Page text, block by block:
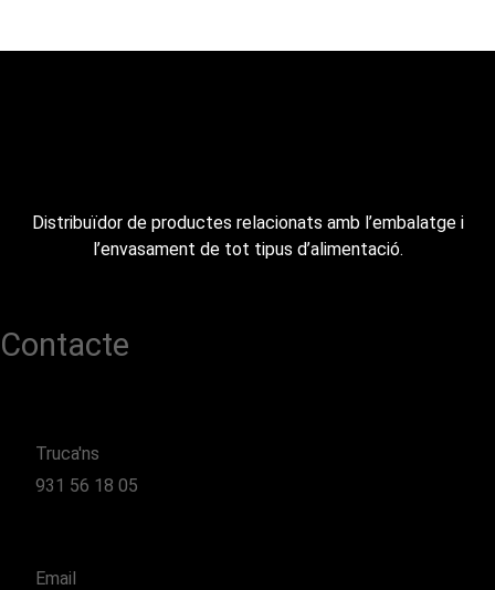
Distribuïdor de productes relacionats amb l’embalatge i
l’envasament de tot tipus d’alimentació.
Contacte
Truca'ns
931 56 18 05
Email